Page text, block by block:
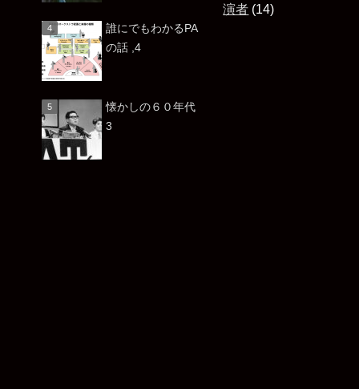
誰にでもわかるPA
の話 ,4
懐かしの６０年代
3
演者 (14)